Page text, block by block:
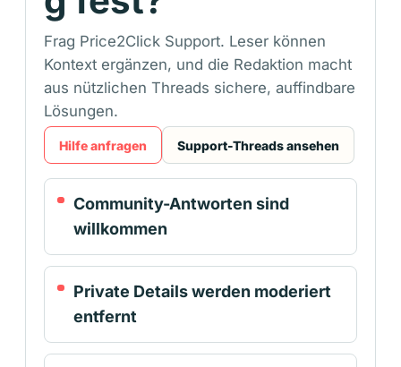
Frag Price2Click Support. Leser können
Kontext ergänzen, und die Redaktion macht
aus nützlichen Threads sichere, auffindbare
Lösungen.
Hilfe anfragen Support-Threads ansehen
Community-Antworten sind
willkommen
Private Details werden moderiert
entfernt